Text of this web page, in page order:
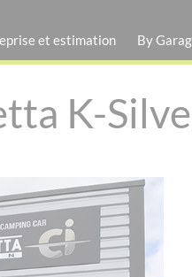
et estimation By
K-